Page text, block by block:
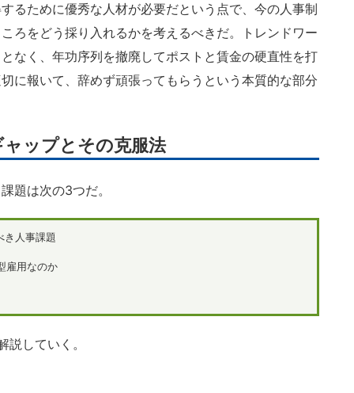
るために優秀な人材が必要だという点で、今の人事制
ろをどう採り入れるかを考えるべきだ。トレンドワー
なく、年功序列を撤廃してポストと賃金の硬直性を打
に報いて、辞めず頑張ってもらうという本質的な部分
ップとその克服法
題は次の3つだ。
き人事課題
雇用なのか
していく。